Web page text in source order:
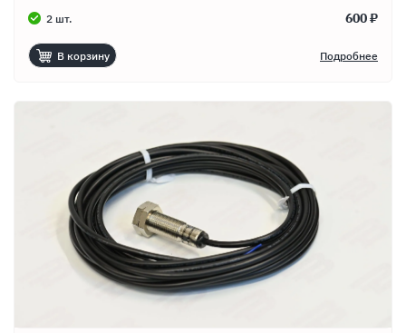
2 шт. 600 ₽
В корзину Подробнее